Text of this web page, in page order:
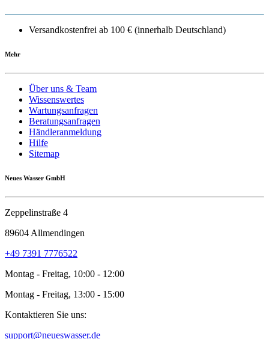
Versandkostenfrei ab 100 € (innerhalb Deutschland)
Mehr
Über uns & Team
Wissenswertes
Wartungsanfragen
Beratungsanfragen
Händleranmeldung
Hilfe
Sitemap
Neues Wasser GmbH
Zeppelinstraße 4
89604 Allmendingen
+49 7391 7776522
Montag - Freitag, 10:00 - 12:00
Montag - Freitag, 13:00 - 15:00
Kontaktieren Sie uns:
support@neueswasser.de